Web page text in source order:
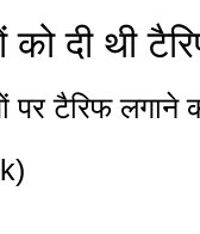
को दी थी
पर टैरिफ लगाने